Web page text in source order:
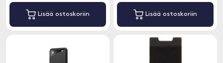
Lisää ostoskoriin Lisää ostoskoriin